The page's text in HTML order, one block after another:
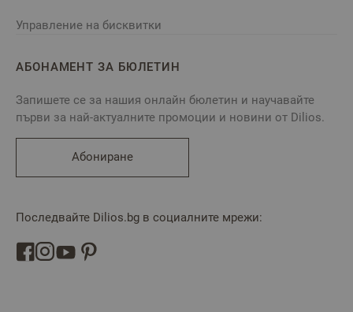
Управление на бисквитки
АБОНАМЕНТ ЗА БЮЛЕТИН
Запишете се за нашия онлайн бюлетин и научавайте
първи за най-актуалните промоции и новини от Dilios.
Абониране
Последвайте Dilios.bg в социалните мрежи: